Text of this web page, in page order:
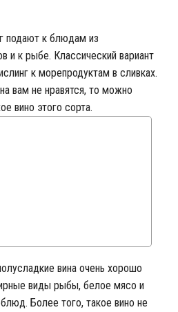
подают к блюдам из
и к рыбе. Классический вариант
к морепродуктам в сливках.
вам не нравятся, то можно
вино этого сорта.
вина очень хорошо
виды рыбы, белое мясо и
Более того, такое вино не